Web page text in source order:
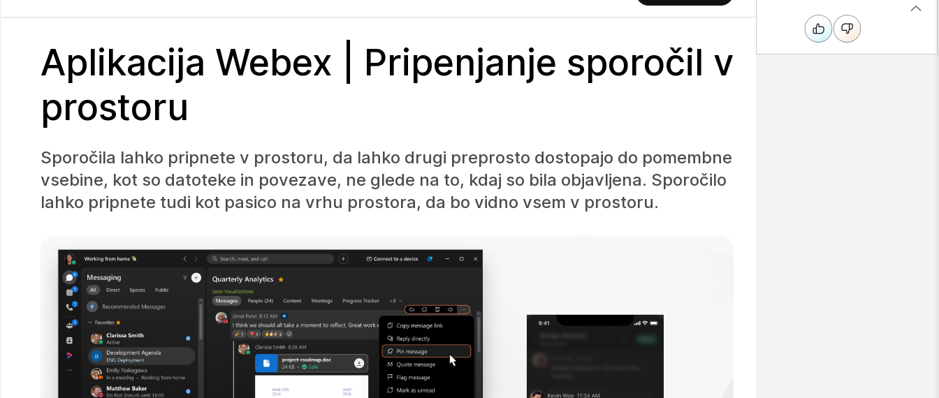
Aplikacija Webex | Pripenjanje sporočil v
prostoru
Sporočila lahko pripnete v prostoru, da lahko drugi preprosto dostopajo do pomembne
vsebine, kot so datoteke in povezave, ne glede na to, kdaj so bila objavljena. Sporočilo
lahko pripnete tudi kot pasico na vrhu prostora, da bo vidno vsem v prostoru.